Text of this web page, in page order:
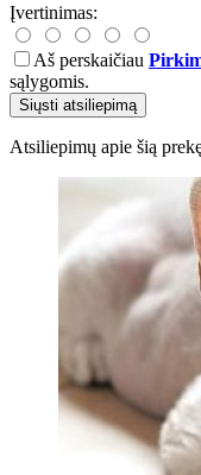
Įvertinimas:
Aš perskaičiau
sąlygomis.
Siųsti atsiliepimą
Atsiliepimų apie šią